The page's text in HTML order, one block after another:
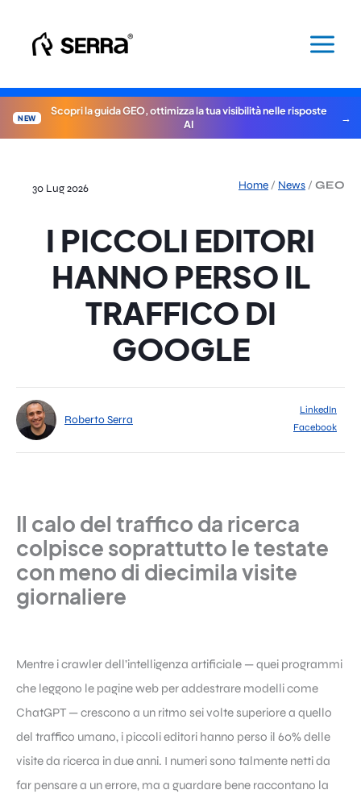
contenuto
NEW
Scopri la guida GEO, ottimizza la tua visibilità nelle risposte
AI
Home / News / GEO
30 Lug 2026
I PICCOLI EDITORI
HANNO PERSO IL
TRAFFICO DI
GOOGLE
Roberto Serra
LinkedIn
Facebook
Il calo del traffico da ricerca
colpisce soprattutto le testate
con meno di diecimila visite
giornaliere
Mentre i crawler dell’intelligenza artificiale — quei programmi
che leggono le pagine web per addestrare modelli come
ChatGPT — crescono a un ritmo sei volte superiore a quello
del traffico umano, i piccoli editori hanno perso il 60% delle
visite da ricerca in due anni. I numeri sono talmente netti da
far pensare a un errore, ma a guardare bene raccontano la